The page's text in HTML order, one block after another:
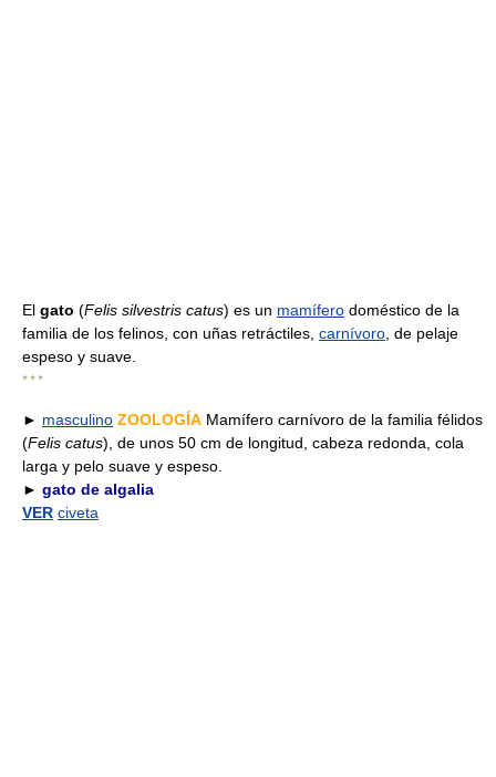
El gato (Felis silvestris catus) es un mamífero doméstico de la
familia de los felinos, con uñas retráctiles, carnívoro, de pelaje
espeso y suave.
* * *
► masculino ZOOLOGÍA Mamífero carnívoro de la familia félidos
(Felis catus), de unos 50 cm de longitud, cabeza redonda, cola
larga y pelo suave y espeso.
► gato de algalia
VER civeta